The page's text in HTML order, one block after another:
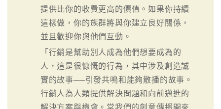
提供比你的收費更高的價值。如果你持續
這樣做，你的族群將與你建立良好關係，
並且歡迎你與他們互動。
「行銷是幫助別人成為他們想要成為的
人，這是很慷慨的行為，其中涉及創造誠
實的故事──引發共鳴和能夠散播的故事。
行銷人為人類提供解決問題和向前邁進的
解決方案與機會。當我們的創意傳播開來